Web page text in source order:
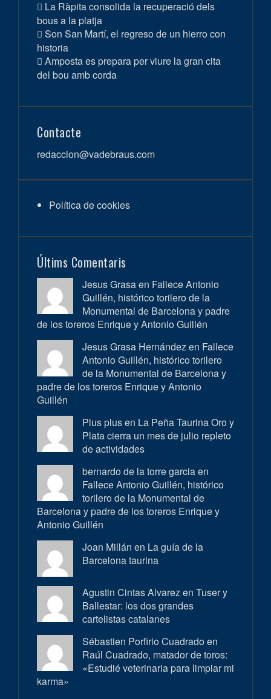
La Ràpita consolida la recuperació dels
bous a la platja
Son San Martí, el regreso de un hierro con
historia
Amposta es prepara per viure la gran cita
del bou amb corda
Contacte
redaccion@vadebraus.com
Política de cookies
Últims Comentaris
Jesus Grasa en Fallece Antonio
Guillén, histórico torilero de la
Monumental de Barcelona y padre
de los toreros Enrique y Antonio Guillén
Jesus Grasa Hernández en Fallece
Antonio Guillén, histórico torilero
de la Monumental de Barcelona y
padre de los toreros Enrique y Antonio
Guillén
Plus plus en La Peña Taurina Oro y
Plata cierra un mes de julio repleto
de actividades
bernardo de la torre garcia en
Fallece Antonio Guillén, histórico
torilero de la Monumental de
Barcelona y padre de los toreros Enrique y
Antonio Guillén
Joan Millán en La guía de la
Barcelona taurina
Agustin Cintas Alvarez en Tuser y
Ballestar: los dos grandes
cartelistas catalanes
Sébastien Porfirio Cuadrado en
Raúl Cuadrado, matador de toros:
«Estudié veterinaria para limpiar mi
karma»